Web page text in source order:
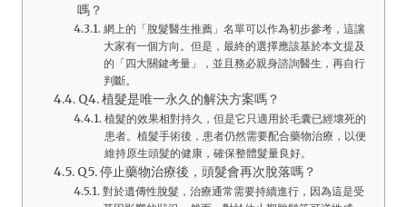
嗎？
網上的「脫髮醫生推薦」名單可以作為初步參考，這讓
大家有一個方向。但是，最終的選擇應該基於本文提及
的「四大關鍵考量」，並且務必親身諮詢醫生，再自行
判斷。
Q4. 植髮是唯一永久的解決方案嗎？
植髮的效果相對持久，但是它只適用於毛囊已經壞死的
患者。植髮手術後，患者仍然需要配合藥物治療，以便
維持原生頭髮的健康，確保整體髮量良好。
Q5. 停止藥物治療後，頭髮會再次脫落嗎？
對於遺傳性脫髮，治療通常需要持續進行，因為這是受